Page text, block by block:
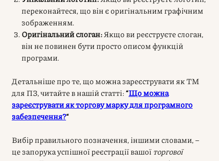
переконайтеся, що він є оригінальним графічним
зображенням.
Оригінальний слоган:Якщо ви реєструєте слоган,
він не повинен бути просто описом функцій
програми.
Детальніше про те, що можна зареєструвати як ТМ
для ПЗ, читайте в нашій статті:“Що можна
зареєструвати як торгову марку для програмного
забезпечення?“
Вибір правильного позначення, іншими словами, –
це запорука успішної реєстрації вашої торгової